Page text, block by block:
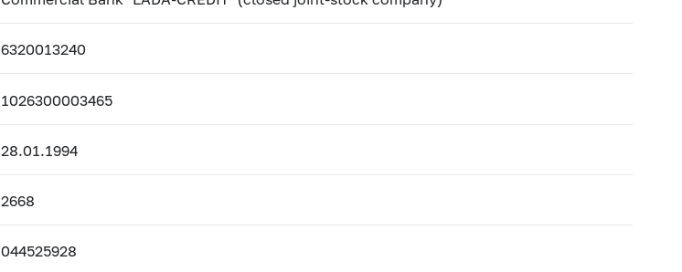
6320013240
1026300003465
28.01.1994
2668
044525928